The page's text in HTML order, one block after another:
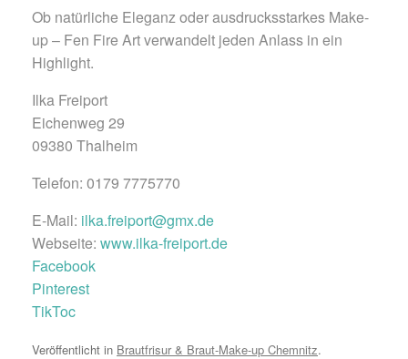
Ob natürliche Eleganz oder ausdrucksstarkes Make-
up – Fen Fire Art verwandelt jeden Anlass in ein
Highlight.
Ilka Freiport
Eichenweg 29
09380 Thalheim
Telefon: 0179 7775770
E-Mail: ilka.freiport@gmx.de
Webseite: www.ilka-freiport.de
Facebook
Pinterest
TikToc
Veröffentlicht in Brautfrisur & Braut-Make-up Chemnitz.